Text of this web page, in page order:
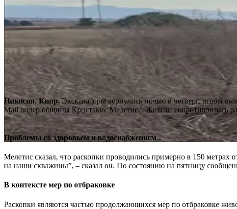
Никосия, Кипр.Экскаваторы вернулись ночью в четверг, чтобы
Mail лидер общины Кристакис Мелетиес. Жители сопротивлялись
Проблемы со здоровьем и водоснабжением
Мелетис сказал, что раскопки проводились примерно в 150 метрах
на наши скважины”, – сказал он. По состоянию на пятницу
В контексте мер по отбраковке
Раскопки являются частью продолжающихся мер по отбраковке